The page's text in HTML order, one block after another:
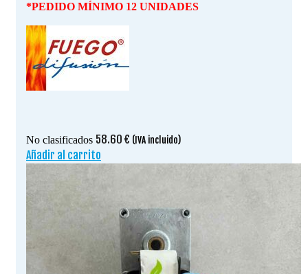
*PEDIDO MÍNIMO 12 UNIDADES
No clasificados 58.60 € (IVA incluido)
Añadir al carrito